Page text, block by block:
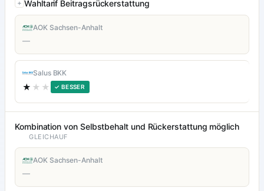
Wahltarif Beitragsrückerstattung
AOK Sachsen-Anhalt
—
Salus BKK
★ ★★ ✓ BESSER
Kombination von Selbstbehalt und Rückerstattung möglich
GLEICHAUF
AOK Sachsen-Anhalt
—